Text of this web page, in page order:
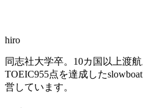
hiro
同志社大学卒。10カ国以上渡
TOEIC955点を達成した
営しています。